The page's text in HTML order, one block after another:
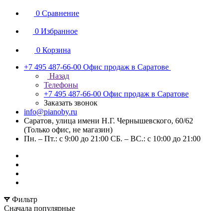
0 Сравнение
0 Избранное
0 Корзина
+7 495 487-66-00 Офис продаж в Саратове
Назад
Телефоны
+7 495 487-66-00 Офис продаж в Саратове
Заказать звонок
info@pianoby.ru
Саратов, улица имени Н.Г. Чернышевского, 60/62
(Только офис, не магазин)
Пн. – Пт.: с 9:00 до 21:00 СБ. – ВС.: с 10:00 до 21:00
Фильтр
Сначала популярные